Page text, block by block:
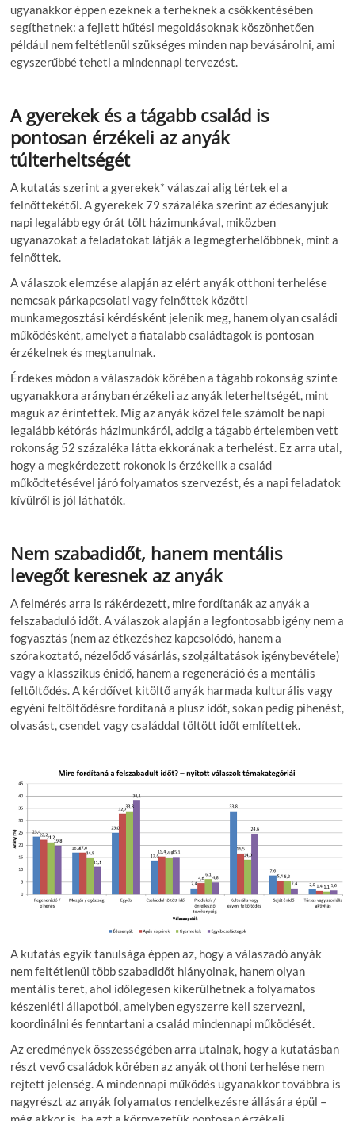
ugyanakkor éppen ezeknek a terheknek a csökkentésében
segíthetnek: a fejlett hűtési megoldásoknak köszönhetően
például nem feltétlenül szükséges minden nap bevásárolni, ami
egyszerűbbé teheti a mindennapi tervezést.
A gyerekek és a tágabb család is
pontosan érzékeli az anyák
túlterheltségét
A kutatás szerint a gyerekek* válaszai alig tértek el a
felnőttekétől. A gyerekek 79 százaléka szerint az édesanyjuk
napi legalább egy órát tölt házimunkával, miközben
ugyanazokat a feladatokat látják a legmegterhelőbbnek, mint a
felnőttek.
A válaszok elemzése alapján az elért anyák otthoni terhelése
nemcsak párkapcsolati vagy felnőttek közötti
munkamegosztási kérdésként jelenik meg, hanem olyan családi
működésként, amelyet a fiatalabb családtagok is pontosan
érzékelnek és megtanulnak.
Érdekes módon a válaszadók körében a tágabb rokonság szinte
ugyanakkora arányban érzékeli az anyák leterheltségét, mint
maguk az érintettek. Míg az anyák közel fele számolt be napi
legalább kétórás házimunkáról, addig a tágabb értelemben vett
rokonság 52 százaléka látta ekkorának a terhelést. Ez arra utal,
hogy a megkérdezett rokonok is érzékelik a család
működtetésével járó folyamatos szervezést, és a napi feladatok
kívülről is jól láthatók.
Nem szabadidőt, hanem mentális
levegőt keresnek az anyák
A felmérés arra is rákérdezett, mire fordítanák az anyák a
felszabaduló időt. A válaszok alapján a legfontosabb igény nem a
fogyasztás (nem az étkezéshez kapcsolódó, hanem a
szórakoztató, nézelődő vásárlás, szolgáltatások igénybevétele)
vagy a klasszikus énidő, hanem a regeneráció és a mentális
feltöltődés. A kérdőívet kitöltő anyák harmada kulturális vagy
egyéni feltöltődésre fordítaná a plusz időt, sokan pedig pihenést,
olvasást, csendet vagy családdal töltött időt említettek.
A kutatás egyik tanulsága éppen az, hogy a válaszadó anyák
nem feltétlenül több szabadidőt hiányolnak, hanem olyan
mentális teret, ahol időlegesen kikerülhetnek a folyamatos
készenléti állapotból, amelyben egyszerre kell szervezni,
koordinálni és fenntartani a család mindennapi működését.
Az eredmények összességében arra utalnak, hogy a kutatásban
részt vevő családok körében az anyák otthoni terhelése nem
rejtett jelenség. A mindennapi működés ugyanakkor továbbra is
nagyrészt az anyák folyamatos rendelkezésre állására épül –